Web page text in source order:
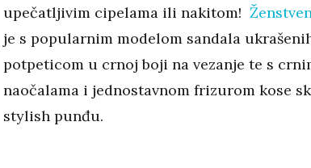
upečatljivim cipelama ili nakitom!
je s popularnim modelom sandala
potpeticom u crnoj boji na vezanje te s
naočalama i jednostavnom frizurom kose
stylish punđu.